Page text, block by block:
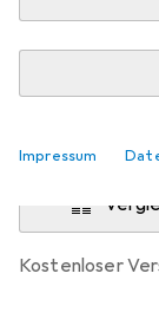
Impressum
Lieferort
kostenloser